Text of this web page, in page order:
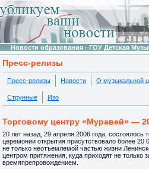
Новости образования - ГОУ Детская
Пресс-релизы
Пресс-релизы Новости О музыкальной
Струнные Изо
Торговому центру «Муравей» —
20 лет назад, 29 апреля 2006 года, состоялось
церемонии открытия присутствовало более
не только неотъемлемой частью жизни
центром притяжения, куда приходят не
времяпрепровождением.